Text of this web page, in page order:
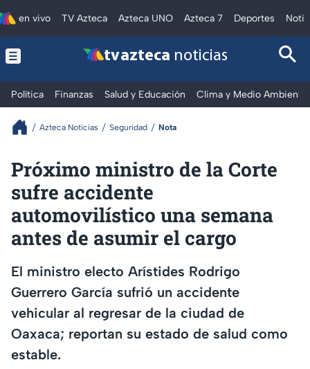
en vivo TV Azteca Azteca UNO Azteca 7 Deportes
tv azteca noticias
Política Finanzas Salud y Educación Clima y Medio Ambiente
Azteca Noticias Seguridad Nota
Próximo ministro de la Corte
sufre accidente
automovilístico una semana
antes de asumir el cargo
El ministro electo Arístides Rodrigo
Guerrero García sufrió un accidente
vehicular al regresar de la ciudad de
Oaxaca; reportan su estado de salud como
estable.